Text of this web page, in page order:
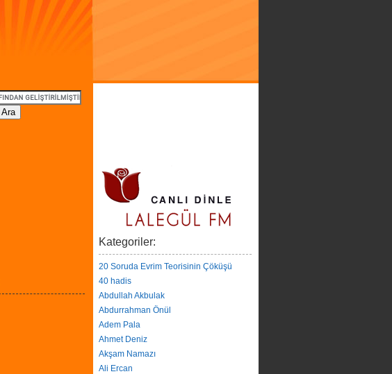
Kategoriler:
20 Soruda Evrim Teorisinin Çöküşü
40 hadis
Abdullah Akbulak
Abdurrahman Önül
Adem Pala
Ahmet Deniz
Akşam Namazı
Ali Ercan